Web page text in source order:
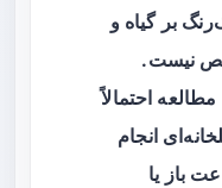
بر گیاه و
نیست.
مطالعه احتمالاً
انجام
باز یا